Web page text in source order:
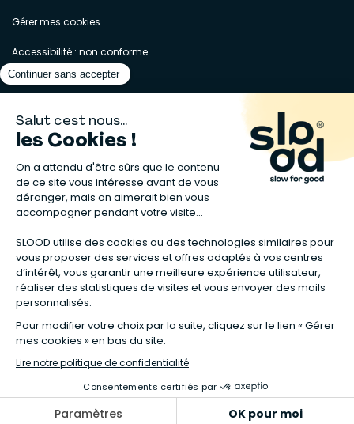
Gérer mes cookies
Accessibilité : non conforme
Matelas naturels⋅Graines bio⋅ Lits bébés en bois⋅Déodorant bio⋅Sapin
en bois⋅Complement alimentaire naturel
Calendrier de l’Avent gourmand⋅Couche bio⋅Anti-nuisible⋅Poeles
Ventilateurs de plafond
dans la fiche produit. Tous les codes promos applicables sur Slood sont
**Valable sur les chambres complètes Sauthon taguées en Offre
spéciale :
voir la sélection de l'offre